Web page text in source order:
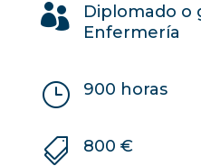

Diplomado o
Enfermería
} 900 horas
 800 €